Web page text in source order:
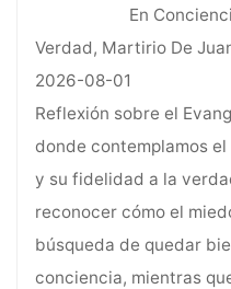
En
Verdad, Martirio De
2026-08-01
Reflexión sobre el
donde contemplamos
y su fidelidad a la
reconocer cómo el
búsqueda de quedar
conciencia, mientras